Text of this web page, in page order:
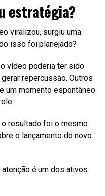
estratégia?
viralizou, surgiu uma
isso foi planejado?
vídeo poderia ter sido
repercussão. Outros
um momento espontâneo
resultado foi o mesmo:
o lançamento do novo
atenção é um dos ativos